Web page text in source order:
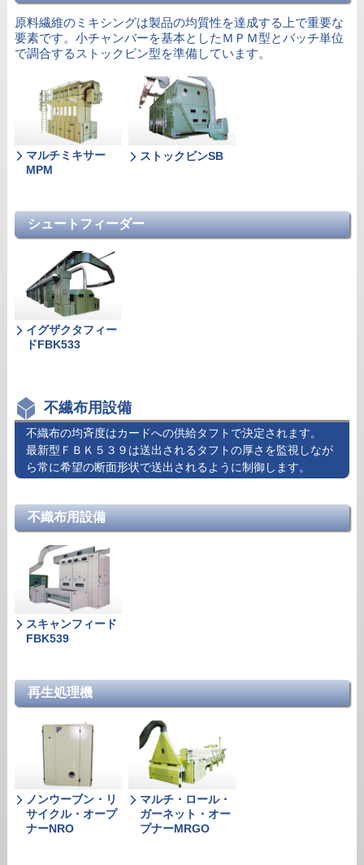
原料繊維のミキシングは製品の均質性を達成する上で重要な
要素です。小チャンバーを基本としたＭＰＭ型とバッチ単位
で調合するストックビン型を準備しています。
マルチミキサー
MPM
ストックビンSB
シュートフィーダー
イグザクタフィー
ドFBK533
不繊布用設備
不織布の均斉度はカードへの供給タフトで決定されます。
最新型ＦＢＫ５３９は送出されるタフトの厚さを監視しなが
ら常に希望の断面形状で送出されるように制御します。
不織布用設備
スキャンフィード
FBK539
再生処理機
ノンウーブン・リ
サイクル・オープ
ナーNRO
マルチ・ロール・
ガーネット・オー
プナーMRGO